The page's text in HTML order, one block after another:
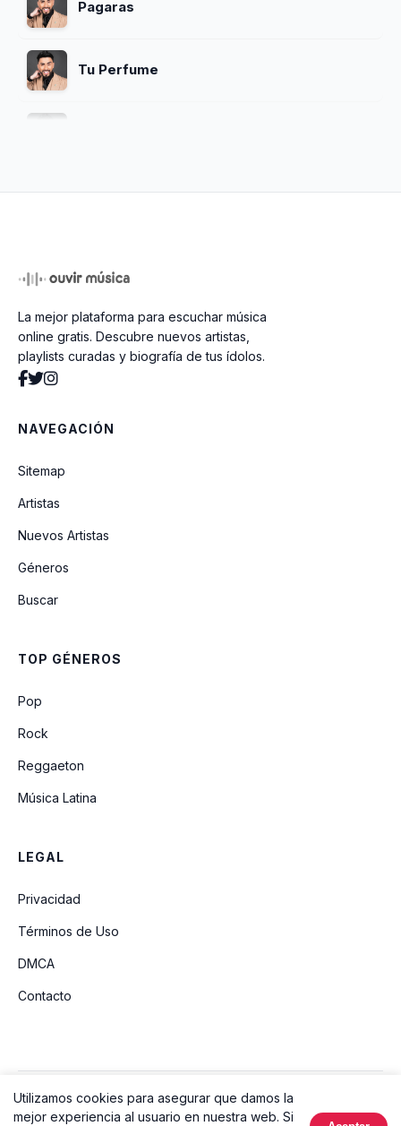
Pagaras
Tu Perfume
Y Que Paso
Si Te Marchas
La mejor plataforma para escuchar música
online gratis. Descubre nuevos artistas,
playlists curadas y biografía de tus ídolos.
NAVEGACIÓN
Sitemap
Artistas
Nuevos Artistas
Géneros
Buscar
TOP GÉNEROS
Pop
Rock
Reggaeton
Música Latina
LEGAL
Privacidad
Términos de Uso
DMCA
Contacto
© 2026 Ouvir Música. Todos los derechos reservados.
Utilizamos cookies para asegurar que damos la
mejor experiencia al usuario en nuestra web. Si